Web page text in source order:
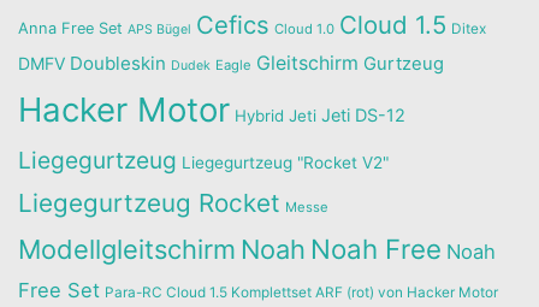
Anna Free Set APS Bügel Cefics Cloud 1.0 Cloud 1.5 Ditex
DMFV Doubleskin Dudek Eagle Gleitschirm Gurtzeug
Hacker Motor Hybrid Jeti Jeti DS-12
Liegegurtzeug Liegegurtzeug "Rocket V2"
Liegegurtzeug Rocket Messe
Modellgleitschirm Noah Noah Free Noah
Free Set Para-RC Cloud 1.5 Komplettset ARF (rot) von Hacker Motor